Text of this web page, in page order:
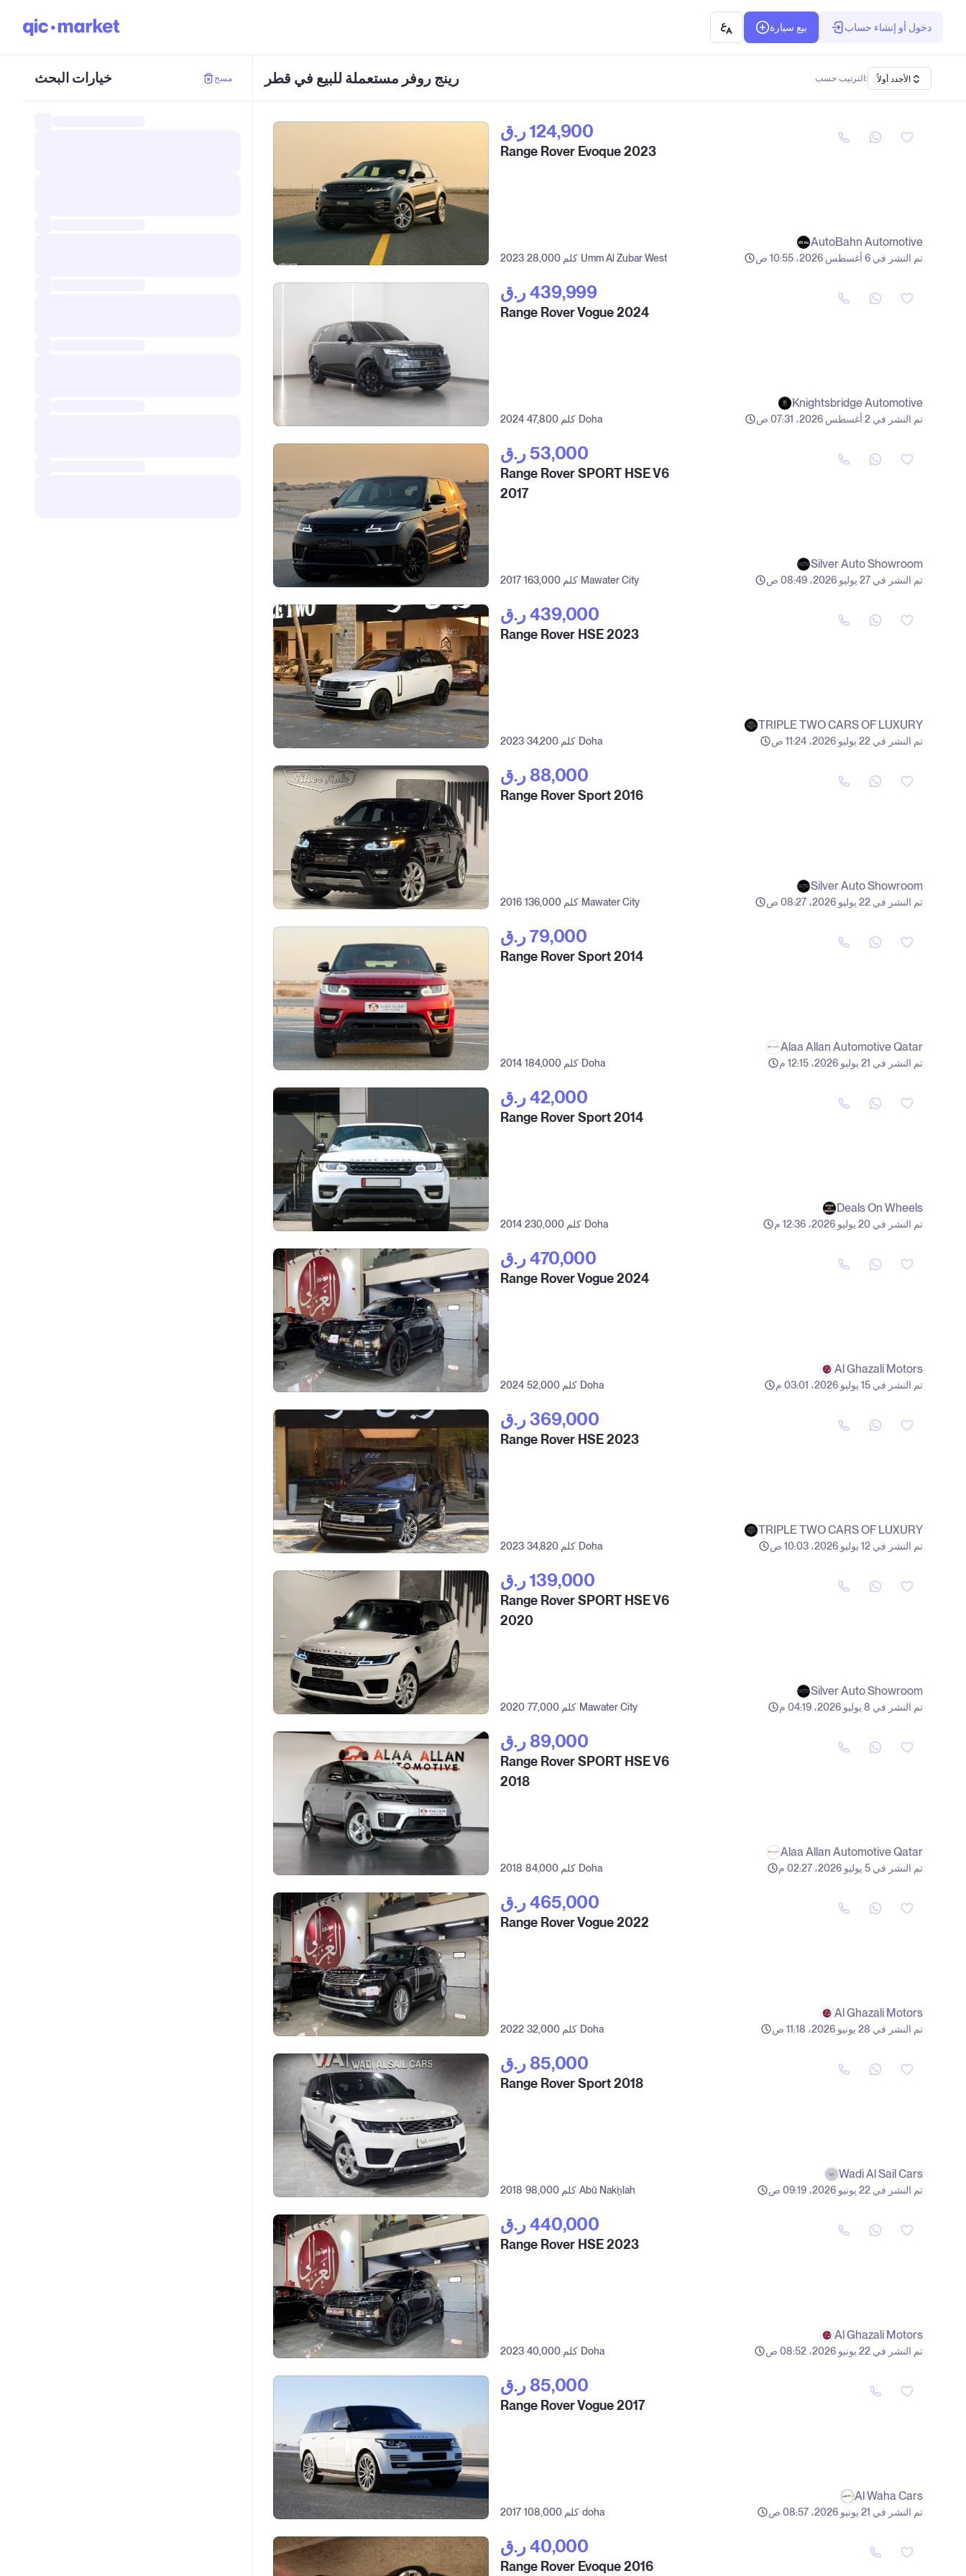
بيع سيارة دخول أو إنشاء حساب
خيارات البحث مسح رينج روفر مستعملة للبيع في قطر الترتيب حسب: الأجدد أولاً
ر.ق‎ 124,900
Range Rover Evoque 2023
2023 28,000 كلم Umm Al Zubar West
AutoBahn Automotive
تم النشر في 6 أغسطس 2026، 10:55 ص
ر.ق‎ 439,999
Range Rover Vogue 2024
2024 47,800 كلم Doha
Knightsbridge Automotive
تم النشر في 2 أغسطس 2026، 07:31 ص
ر.ق‎ 53,000
Range Rover SPORT HSE V6
2017
2017 163,000 كلم Mawater City
Silver Auto Showroom
تم النشر في 27 يوليو 2026، 08:49 ص
ر.ق‎ 439,000
Range Rover HSE 2023
2023 34,200 كلم Doha
TRIPLE TWO CARS OF LUXURY
تم النشر في 22 يوليو 2026، 11:24 ص
ر.ق‎ 88,000
Range Rover Sport 2016
2016 136,000 كلم Mawater City
Silver Auto Showroom
تم النشر في 22 يوليو 2026، 08:27 ص
ر.ق‎ 79,000
Range Rover Sport 2014
2014 184,000 كلم Doha
Alaa Allan Automotive Qatar
تم النشر في 21 يوليو 2026، 12:15 م
ر.ق‎ 42,000
Range Rover Sport 2014
2014 230,000 كلم Doha
Deals On Wheels
تم النشر في 20 يوليو 2026، 12:36 م
ر.ق‎ 470,000
Range Rover Vogue 2024
2024 52,000 كلم Doha
Al Ghazali Motors
تم النشر في 15 يوليو 2026، 03:01 م
ر.ق‎ 369,000
Range Rover HSE 2023
2023 34,820 كلم Doha
TRIPLE TWO CARS OF LUXURY
تم النشر في 12 يوليو 2026، 10:03 ص
ر.ق‎ 139,000
Range Rover SPORT HSE V6
2020
2020 77,000 كلم Mawater City
Silver Auto Showroom
تم النشر في 8 يوليو 2026، 04:19 م
ر.ق‎ 89,000
Range Rover SPORT HSE V6
2018
2018 84,000 كلم Doha
Alaa Allan Automotive Qatar
تم النشر في 5 يوليو 2026، 02:27 م
ر.ق‎ 465,000
Range Rover Vogue 2022
2022 32,000 كلم Doha
Al Ghazali Motors
تم النشر في 28 يونيو 2026، 11:18 ص
ر.ق‎ 85,000
Range Rover Sport 2018
2018 98,000 كلم Abū Nakẖlah
Wadi Al Sail Cars
تم النشر في 22 يونيو 2026، 09:19 ص
ر.ق‎ 440,000
Range Rover HSE 2023
2023 40,000 كلم Doha
Al Ghazali Motors
تم النشر في 22 يونيو 2026، 08:52 ص
ر.ق‎ 85,000
Range Rover Vogue 2017
2017 108,000 كلم doha
Al Waha Cars
تم النشر في 21 يونيو 2026، 08:57 ص
ر.ق‎ 40,000
Range Rover Evoque 2016